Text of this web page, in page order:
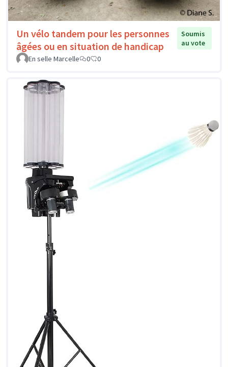
Un vélo tandem pour les personnes
âgées ou en situation de handicap
Soumis
au vote
En selle Marcelle
0 0